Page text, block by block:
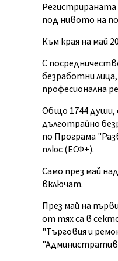
Регистрираната
под нивото на
Към края на май
С
безработни
професионална
Общо 1744 души,
дълготрайно
по Програма
плюс (ЕСФ+).
Само през май
включат.
През май на
от тях са в
"Търговия и